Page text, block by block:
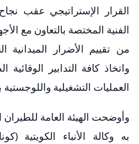
القرار الإستراتيجي عقب
الفنية المختصة بالتعاون مع
من تقييم الأضرار الميدانية
واتخاذ كافة التدابير
العمليات التشغيلية واللوجستية
​وأوضحت الهيئة العامة
به وكالة الأنباء الكويتية